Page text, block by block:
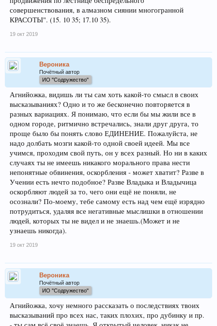
совершенствования, в алмазном сиянии многогранной
КРАСОТЫ". (15. 10 35; 17.10 35).
19 окт 2019
Вероника
Почётный автор
ИО "Содружество"
Агнийожка, видишь ли ты сам хоть какой-то смысл в своих
высказываниях? Одно и то же бесконечно повторяется в
разных вариациях. Я понимаю, что если бы мы жили все в
одном городе, ритмично встречались, знали друг друга, то
проще было бы понять слово ЕДИНЕНИЕ. Пожалуйста, не
надо долбать мозги какой-то одной своей идеей. Мы все
учимся, проходим свой путь, он у всех разный. Но ни в каких
случаях ты не имеешь никакого морального права нести
непонятные обвинения, оскорбления - может хватит? Разве в
Учении есть нечто подобное? Разве Владыка и Владычица
оскорбляют людей за то, чего они ещё не поняли, не
осознали? По-моему, тебе самому есть над чем ещё изрядно
потрудиться, удаляя все негативные мыслишки в отношении
людей, которых ты не видел и не знаешь.(Может и не
узнаешь никогда).
19 окт 2019
Вероника
Почётный автор
ИО "Содружество"
Агнийожка, хочу немного рассказать о последствиях твоих
высказываний про всех нас, таких плохих, про дубинку и пр.